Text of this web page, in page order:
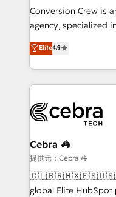
HubSpot from “just
infrastructure—let’s
Conversion Crew is
agency, specialized
online processes.
Implementing
Service and
looking websites in
systems you use You need a clear method to reach
your goals.
current processes
focused action plan.
your day-to-day
results fast. This
Elite4.9
Cebra 🦓
提供元：Cebra 🦓
global Elite